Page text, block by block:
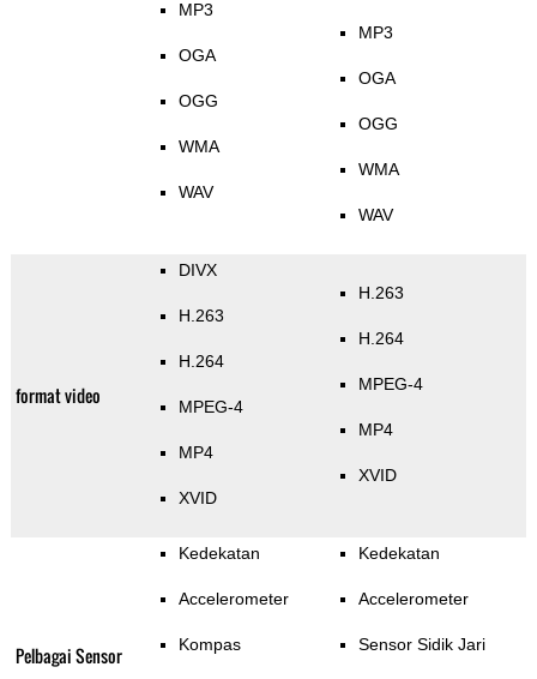
MP3
OGA
OGG
WMA
WAV
MP3
OGA
OGG
WMA
WAV
format video
DIVX
H.263
H.264
MPEG-4
MP4
XVID
H.263
H.264
MPEG-4
MP4
XVID
Pelbagai Sensor
Kedekatan
Accelerometer
Kompas
Kedekatan
Accelerometer
Sensor Sidik Jari